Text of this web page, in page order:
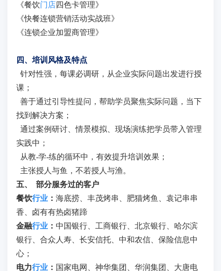
《餐饮门店四色卡管理》
《快餐连锁营销活动实战班》
《连锁企业加盟商管理》
四、培训风格及特点
针对性强，每课必调研，从企业实际问题出发进行授
课；
善于通过引导性提问，帮助学员聚焦实际问题，当下
找到解决方案；
通过案例研讨、情景模拟、现场演练把学员带入管理
实践中；
从教-学-练的循环中，有效提升培训效果；
主张授人与鱼，不若授人与渔。
五、 部分服务过的客户
餐饮行业 ： 海底捞、丰茂烤串、肥猫烤鱼、袁记串串
香、卤有有热卤猪蹄
金融行业 ： 中国银行、工商银行、北京银行、哈尔滨
银行、合众人寿、长安信托、中和农信、保险信息中
心；
电力行业 ： 国家电网、神华集团、华润集团、大唐电